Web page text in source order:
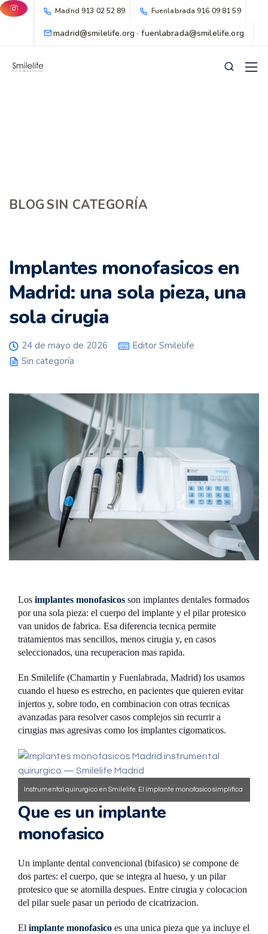
Madrid913 02 52 89 Fuenlabrada916 09 81 59
madrid@smilelife.org · fuenlabrada@smilelife.org
BLOGSIN CATEGORÍA
Implantes monofasicos en
Madrid: una sola pieza, una
sola cirugia
24 de mayo de 2026
Editor Smilelife
Sin categoría
Los implantes monofasicos son implantes dentales formados
por una sola pieza: el cuerpo del implante y el pilar protesico
van unidos de fabrica. Esa diferencia tecnica permite
tratamientos mas sencillos, menos cirugia y, en casos
seleccionados, una recuperacion mas rapida.
En Smilelife (Chamartin y Fuenlabrada, Madrid) los usamos
cuando el hueso es estrecho, en pacientes que quieren evitar
injertos y, sobre todo, en combinacion con otras tecnicas
avanzadas para resolver casos complejos sin recurrir a
cirugias mas agresivas como los implantes cigomaticos.
Instrumental quirurgico en Smilelife. El implante monofasico simplifica
el protocolo y permite cirugia minimamente invasiva.
Que es un implante
monofasico
Un implante dental convencional (bifasico) se compone de
dos partes: el cuerpo, que se integra al hueso, y un pilar
protesico que se atornilla despues. Entre cirugia y colocacion
del pilar suele pasar un periodo de cicatrizacion.
El implante monofasico es una unica pieza que ya incluye el